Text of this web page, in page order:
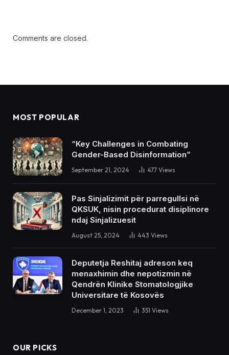
Comments are closed.
MOST POPULAR
“Key Challenges in Combating
Gender-Based Disinformation”
September 21, 2024 477 Views
Pas Sinjalizimit për parregullsi në
QKSUK, nisin procedurat disiplinore
ndaj Sinjalizuesit
August 25, 2024 443 Views
Deputetja Reshitaj adreson keq
menaxhimin dhe nepotizmin në
Qendrën Klinike Stomatologjike
Universitare të Kosovës
December 1, 2023 351 Views
OUR PICKS